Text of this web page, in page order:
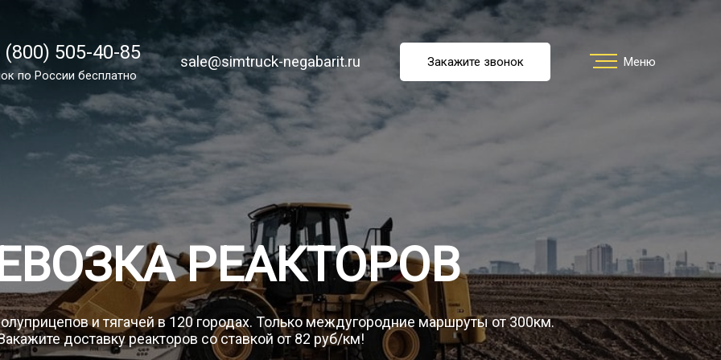
(800) 505-40-85
по РФ бесплатно
sale@simtruck-negabarit.ru Заказать звонок Меню
Заказать перевозку
О компании
Грузы
(800) 505-40-85
по России бесплатно
sale@simtruck-negabarit.ru Закажите звонок Меню
РЕАКТОРОВ
и тягачей в 120 городах. Только междугородние маршруты от 300км.
доставку реакторов со ставкой от 82 руб/км!